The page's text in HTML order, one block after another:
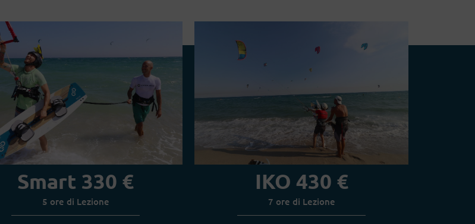
Smart 330 €
5 ore di Lezione
IKO 430 €
7 ore di Lezione